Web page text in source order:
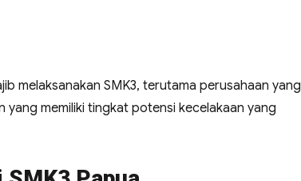
melaksanakan SMK3, terutama perusahaan yang
yang memiliki tingkat potensi kecelakaan yang